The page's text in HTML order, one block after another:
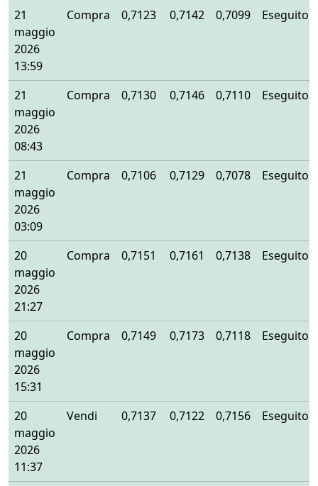
21
maggio
2026
13:59
Compra 0,7123 0,7142 0,7099 Eseguito
21
maggio
2026
08:43
Compra 0,7130 0,7146 0,7110 Eseguito
21
maggio
2026
03:09
Compra 0,7106 0,7129 0,7078 Eseguito
20
maggio
2026
21:27
Compra 0,7151 0,7161 0,7138 Eseguito
20
maggio
2026
15:31
Compra 0,7149 0,7173 0,7118 Eseguito
20
maggio
2026
11:37
Vendi 0,7137 0,7122 0,7156 Eseguito